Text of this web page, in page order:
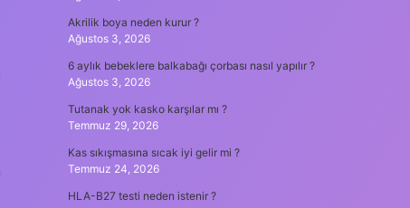
Akrilik boya neden kurur ?
Ağustos 3, 2026
6 aylık bebeklere balkabağı çorbası nasıl yapılır ?
Ağustos 3, 2026
Tutanak yok kasko karşılar mı ?
Temmuz 29, 2026
Kas sıkışmasına sıcak iyi gelir mi ?
Temmuz 24, 2026
HLA-B27 testi neden istenir ?